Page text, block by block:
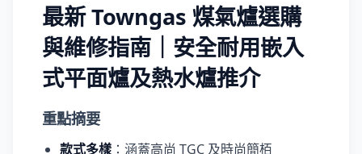
最新 Towngas 煤氣爐選購
與維修指南｜安全耐用嵌入
式平面爐及熱水爐推介
重點摘要
款式多樣 ：涵蓋高尚 TGC 及時尚簡栢